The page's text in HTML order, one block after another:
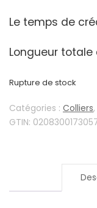
Le temps de
Longueur
Rupture de stock
Catégories : Colliers,
GTIN: